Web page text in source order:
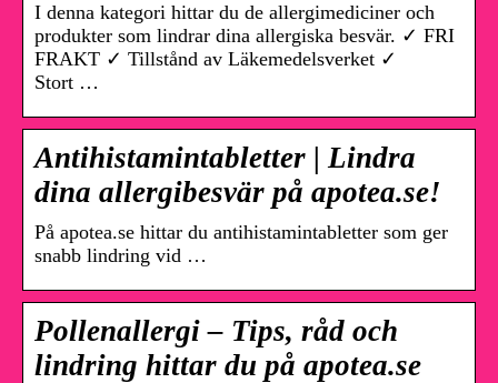
I denna kategori hittar du de allergimediciner och
produkter som lindrar dina allergiska besvär. ✓ FRI
FRAKT ✓ Tillstånd av Läkemedelsverket ✓
Stort …
Antihistamintabletter | Lindra
dina allergibesvär på apotea.se!
På apotea.se hittar du antihistamintabletter som ger
snabb lindring vid …
Pollenallergi – Tips, råd och
lindring hittar du på apotea.se